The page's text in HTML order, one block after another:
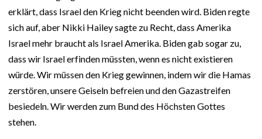
erklärt, dass Israel den Krieg nicht beenden wird. Biden regte
sich auf, aber Nikki Hailey sagte zu Recht, dass Amerika
Israel mehr braucht als Israel Amerika. Biden gab sogar zu,
dass wir Israel erfinden müssten, wenn es nicht existieren
würde. Wir müssen den Krieg gewinnen, indem wir die Hamas
zerstören, unsere Geiseln befreien und den Gazastreifen
besiedeln. Wir werden zum Bund des Höchsten Gottes
stehen.